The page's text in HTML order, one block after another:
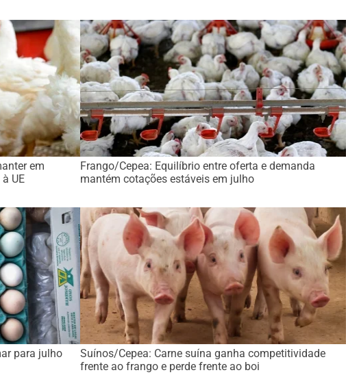
em
UE
Frango/Cepea: Equilíbrio entre oferta e demanda
mantém cotações estáveis em julho
para julho
Suínos/Cepea: Carne suína ganha competitividade
frente ao frango e perde frente ao boi